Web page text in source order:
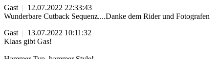
Gast | 12.07.2022 22:33:43
Wunderbare Cutback Sequenz....Danke dem Rider und Fotografen
Gast | 13.07.2022 10:11:32
Klaas gibt Gas!